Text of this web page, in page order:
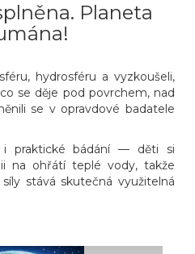
Planeta
hydrosféru a vyzkoušeli,
se děje pod povrchem, nad
se v opravdové badatele
i praktické bádání — děti si
na ohřátí teplé vody, takže
stává skutečná využitelná